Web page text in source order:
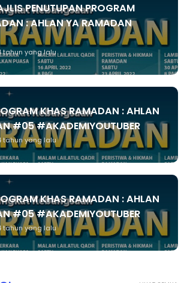
PENUTUPAN PROGRAM
: AHLAN YA RAMADAN
tahun yang lalu
KHAS RAMADAN : AHLAN
#05 #AKADEMIYOUTUBER
tahun yang lalu
KHAS RAMADAN : AHLAN
#05 #AKADEMIYOUTUBER
tahun yang lalu